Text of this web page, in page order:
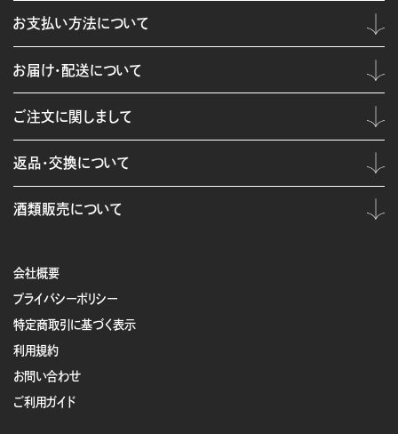
会社概要
プライバシーポリシー
特定商取引に基づく表示
利用規約
お問い合わせ
ご利用ガイド
お支払い方法について
お届け・配送について
ご注文に関しまして
返品・交換について
酒類販売について